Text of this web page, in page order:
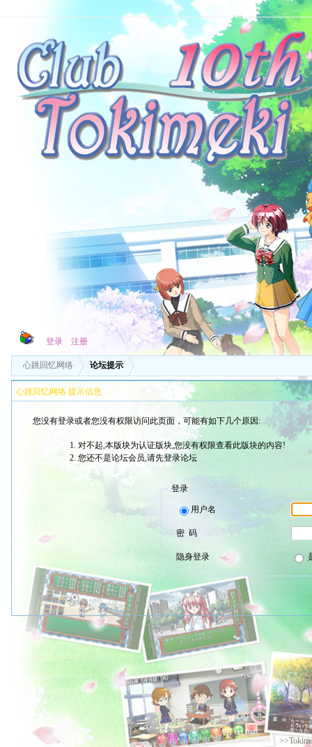
登录 注册
心跳回忆网络 论坛提示
心跳回忆网络 提示信息
您没有登录或者您没有权限访问此页面，可能有如下几个原因:
对不起,本版块为认证版块,您没有权限查看此版块的内容!
您还不是论坛会员,请先登录论坛
登录
用户名
密 码
隐身登录